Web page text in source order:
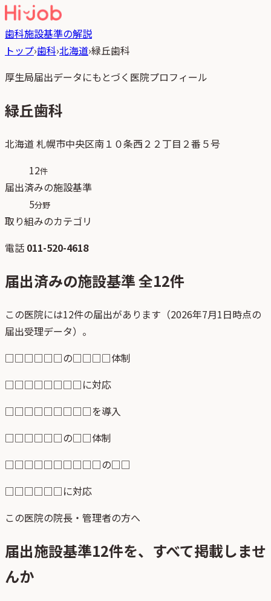
歯科施設基準の解説
トップ›歯科›北海道›緑丘歯科
厚生局届出データにもとづく医院プロフィール
緑丘歯科
北海道札幌市中央区南１０条西２２丁目２番５号
12件
届出済みの施設基準
5分野
取り組みのカテゴリ
電話 011-520-4618
届出済みの施設基準 全12件
この医院には12件の届出があります（2026年7月1日時点の
届出受理データ）。
□□□□□□の□□□□体制
□□□□□□□□に対応
□□□□□□□□□を導入
□□□□□□の□□体制
□□□□□□□□□□の□□
□□□□□□に対応
この医院の院長・管理者の方へ
届出施設基準12件を、すべて掲載しませ
んか